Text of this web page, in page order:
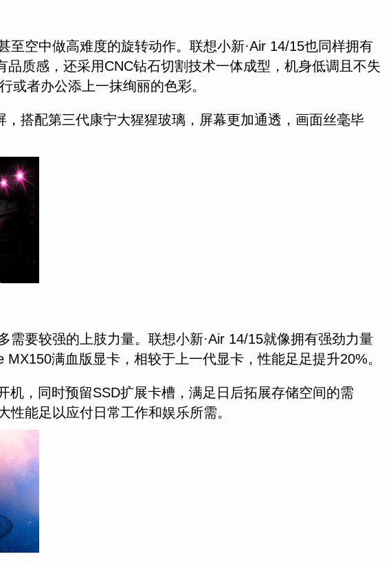
空中做高难度的旋转动作。联想小新·Air 14/15也同样拥有
质感，还采用CNC钻石切割技术一体成型，机身低调且不失
或者办公添上一抹绚丽的色彩。
搭配第三代康宁大猩猩玻璃，屏幕更加通透，画面丝毫毕
要较强的上肢力量。联想小新·Air 14/15就像拥有强劲力量
满血版显卡，相较于上一代显卡，性能足足提升20%。
机，同时预留SSD扩展卡槽，满足日后拓展存储空间的需
能足以应付日常工作和娱乐所需。